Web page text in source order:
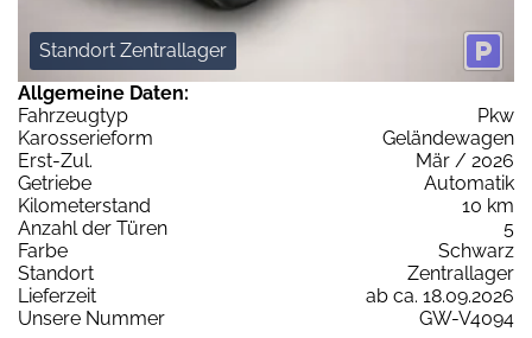
Standort Zentrallager
Allgemeine Daten:
Fahrzeugtyp
Pkw
Karosserieform
Geländewagen
Erst-Zul.
Mär / 2026
Getriebe
Automatik
Kilometerstand
10 km
Anzahl der Türen
5
Farbe
Schwarz
Standort
Zentrallager
Lieferzeit
ab ca. 18.09.2026
Unsere Nummer
GW-V4094